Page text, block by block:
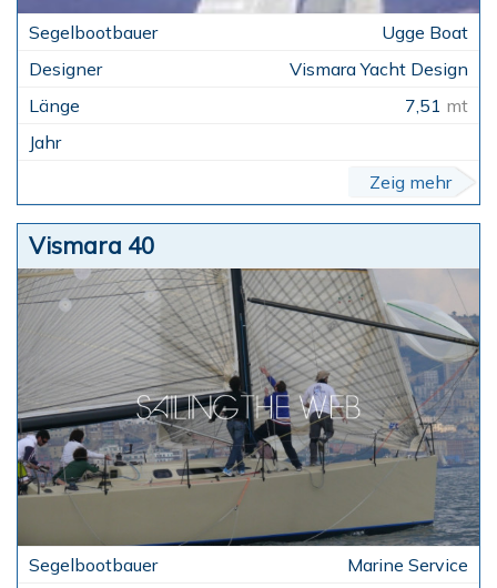
Ugge Boat
Vismara Yacht Design
7,51 mt
Zeig mehr
Vismara 40
Marine Service